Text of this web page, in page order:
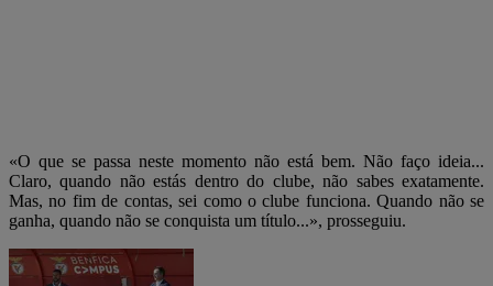
«O que se passa neste momento não está bem. Não faço ideia...
Claro, quando não estás dentro do clube, não sabes exatamente.
Mas, no fim de contas, sei como o clube funciona. Quando não se
ganha, quando não se conquista um título...», prosseguiu.